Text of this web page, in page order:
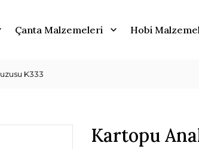
Çanta Malzemeleri Hobi
K333
Kartopu